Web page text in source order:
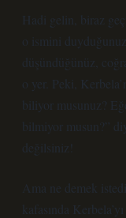
Hadi gelin, biraz
o ismini
düşündüğünüz,
o yer. Peki,
biliyor musunuz?
bilmiyor musun?”
değilsiniz!
Ama ne demek
kafasında